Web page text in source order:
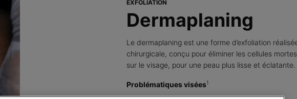
EXFOLIATION
Dermaplaning
Le dermaplaning est une forme d’exfoliation
chirurgicale, conçu pour éliminer les cellules
sur le visage, pour une peau plus lisse et éclatante.
Problématiques visées1